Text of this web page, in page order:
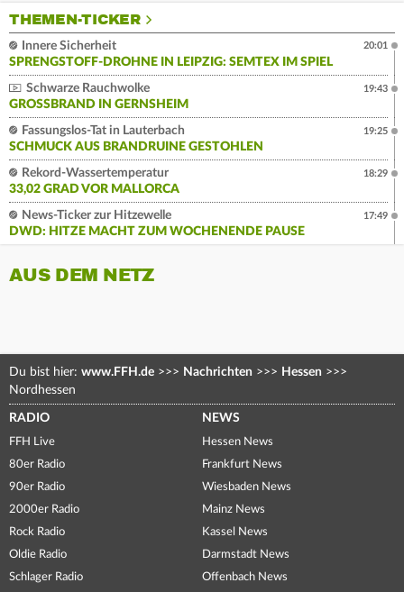
THEMEN-TICKER
Innere Sicherheit
SPRENGSTOFF-DROHNE IN LEIPZIG: SEMTEX IM SPIEL
20:01
Schwarze Rauchwolke
GROSSBRAND IN GERNSHEIM
19:43
Fassungslos-Tat in Lauterbach
SCHMUCK AUS BRANDRUINE GESTOHLEN
19:25
Rekord-Wassertemperatur
33,02 GRAD VOR MALLORCA
18:29
News-Ticker zur Hitzewelle
DWD: HITZE MACHT ZUM WOCHENENDE PAUSE
17:49
AUS DEM NETZ
Du bist hier: www.FFH.de >>> Nachrichten >>> Hessen >>>
Nordhessen
RADIO
FFH Live
80er Radio
90er Radio
2000er Radio
Rock Radio
Oldie Radio
Schlager Radio
NEWS
Hessen News
Frankfurt News
Wiesbaden News
Mainz News
Kassel News
Darmstadt News
Offenbach News